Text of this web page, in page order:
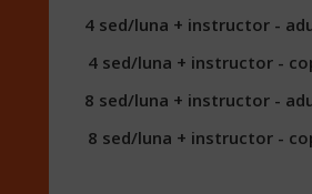
4 sed/luna + instructor -
4 sed/luna + instructor -
8 sed/luna + instructor -
8 sed/luna + instructor -